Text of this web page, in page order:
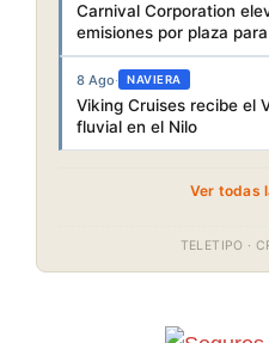
Carnival Corporation
emisiones por plaza
8 Ago· NAVIERA
Viking Cruises recibe el
fluvial en el Nilo
Ver todas
TELETIPO ·